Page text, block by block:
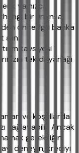
yalnızca
bir finansal
önce ilgili banka
alın.
tavsiyesi
tek dayanağı
ve koşullarda
sağlayabilir. Ancak
gerektiğini
deneyin, krediyi